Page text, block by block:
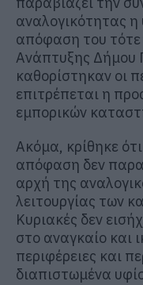
αναλογικότητας
απόφαση του τότε
Ανάπτυξης Δήμου
καθορίστηκαν οι
επιτρέπεται η
εμπορικών
Ακόμα, κρίθηκε
απόφαση δεν
αρχή της
λειτουργίας των
Κυριακές δεν
στο αναγκαίο και
περιφέρειες και
διαπιστωμένα